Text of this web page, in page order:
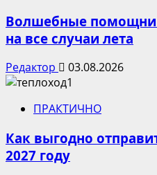
Волшебные
на все случаи лета
Редактор 03.08.2026
ПРАКТИЧНО
Как выгодно
2027 году